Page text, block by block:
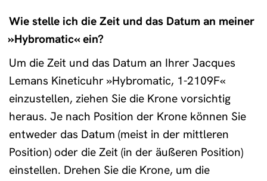
Wie stelle ich die Zeit und das Datum an meiner
»Hybromatic« ein?
Um die Zeit und das Datum an Ihrer Jacques
Lemans Kineticuhr »Hybromatic, 1-2109F«
einzustellen, ziehen Sie die Krone vorsichtig
heraus. Je nach Position der Krone können Sie
entweder das Datum (meist in der mittleren
Position) oder die Zeit (in der äußeren Position)
einstellen. Drehen Sie die Krone, um die